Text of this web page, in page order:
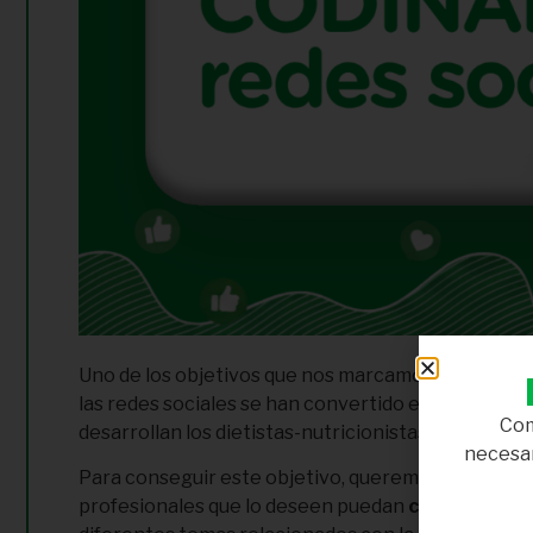
Uno de los objetivos que nos marcamos en
las redes sociales se han convertido en una
desarrollan los dietistas-nutricionistas en
Para conseguir este objetivo, queremos contar
profesionales que lo deseen puedan colaborar en